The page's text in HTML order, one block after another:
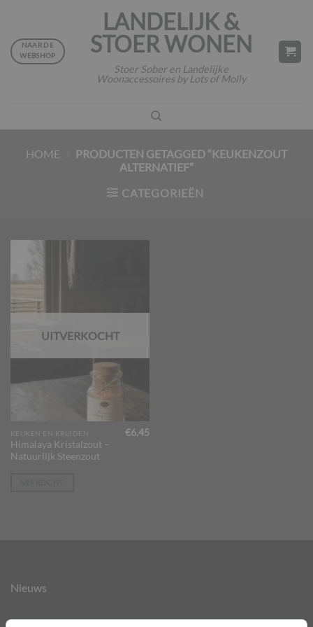
inhoud
LANDELIJK &
STOER WONEN
Stoer Sober en Landelijke
Woonaccessoires by Lots of Molly
NAAR DE
WEBSHOP
HOME
PRODUCTEN GETAGGED “KEUKENZOUT
ALTERNATIEF”
CATEGORIEËN
UITVERKOCHT
KEUKEN EN KRUIDEN
Himalaya Kristalzout –
Natuurlijk Steenzout
€6,45
Nieuws